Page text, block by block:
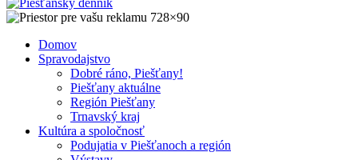
Domov
Spravodajstvo
Dobré ráno, Piešťany!
Piešťany aktuálne
Región Piešťany
Trnavský kraj
Kultúra a spoločnosť
Podujatia v Piešťanoch a región